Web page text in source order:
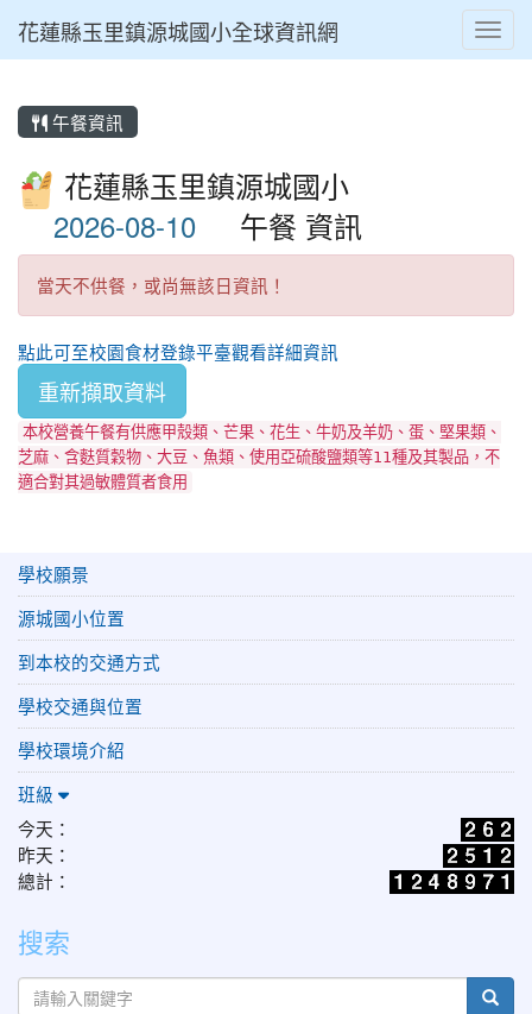
花蓮縣玉里鎮源城國小全球資訊網
午餐資訊
花蓮縣玉里鎮源城國小
午餐 資訊
當天不供餐，或尚無該日資訊！
點此可至校園食材登錄平臺觀看詳細資訊
重新擷取資料
本校營養午餐有供應甲殼類、芒果、花生、牛奶及羊奶、蛋、堅果類、
芝麻、含麩質穀物、大豆、魚類、使用亞硫酸鹽類等11種及其製品，不
適合對其過敏體質者食用
學校願景
源城國小位置
到本校的交通方式
學校交通與位置
學校環境介紹
班級
今天：
昨天：
總計：
搜索